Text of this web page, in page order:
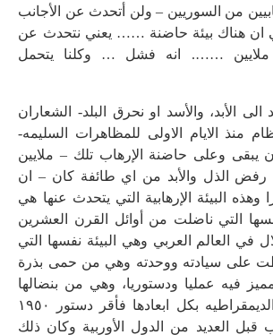
من السوريين – ولن أتحدث عن الأجانب
ان هناك بيئة حاضنة …… يعني نتحدث عن
ملايين ……. انه فشل … وكلنا يتحمل
الى الأبد، والأسد او نحرق البلد- الشعاران
منذ الايام الاولى للمظاهرات السليمه-
يبقى وعلى حاضنة الإرهاب تلك – ملايين
رفض الذل والأبد من اي طائفة كان – ان
وهذه البيئة الإرهابية التي يتحدث عنها هي
التي ناضلت من أوائل القرن العشرين
في العالم العربي وهي البيئة نفسها التي
على سيادته ووحدته وهي من حمى بذرة
فيه عمليا ودستوريا، وهي من بنضالها
طور آليات الحياة الديمقراطيه بكل ابعادها فأقر دستور ١٩٥٠
قبل العديد من الدول الأوربية وكان ذلك